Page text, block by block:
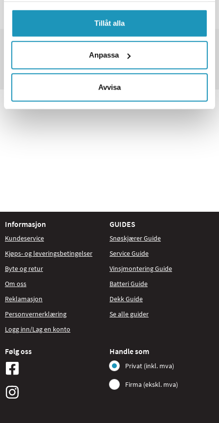
Tillåt alla
Anpassa
Avvisa
TUSENVIS AV VARER PÅ LAGER
FRAKT FRA 79 KR
30 DAGERS ÅPENT KJØP
Informasjon
Kundeservice
Kjøps- og leveringsbetingelser
Byte og retur
Om oss
Reklamasjon
Personvernerklæring
Logg inn/Lag en konto
GUIDES
Snøskjærer Guide
Service Guide
Vinsjmontering Guide
Batteri Guide
Dekk Guide
Se alle guider
Følg oss Handle som
Privat (inkl. mva)
Firma (ekskl. mva)